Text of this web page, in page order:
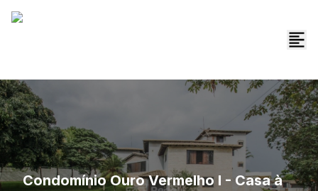
Condomínio Ouro Vermelho I - Casa à